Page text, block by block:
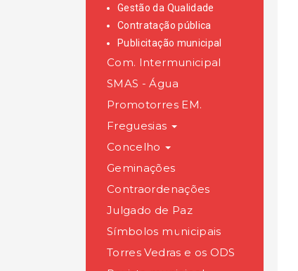
Gestão da Qualidade
Contratação pública
Publicitação municipal
Com. Intermunicipal
SMAS - Água
Promotorres EM.
Freguesias
Concelho
Geminações
Contraordenações
Julgado de Paz
Símbolos municipais
Torres Vedras e os ODS